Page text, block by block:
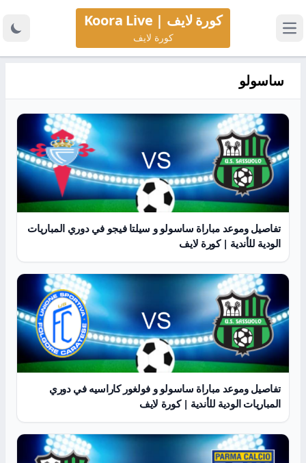
كورة لايف | Koora Live
كورة لايف
ساسولو
تفاصيل وموعد مباراة ساسولو و سيلتا فيجو في دوري المباريات
الودية للأندية | كورة لايف
تفاصيل وموعد مباراة ساسولو و فولغور كاراسيه في دوري
المباريات الودية للأندية | كورة لايف